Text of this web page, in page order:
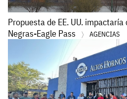
Propuesta de EE. UU.
Negras-Eagle Pass
AGENCIAS